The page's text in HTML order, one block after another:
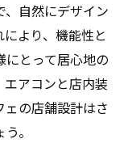
自然にデザイン
より、機能性と
とって居心地の
アコンと店内装
の店舗設計はさ
。